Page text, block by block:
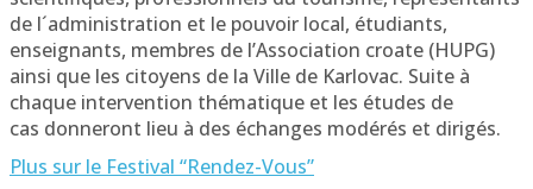
de l´administration et le pouvoir local, étudiants,
enseignants, membres de l’Association croate (HUPG)
ainsi que les citoyens de la Ville de Karlovac. Suite à
chaque intervention thématique et les études de
cas donneront lieu à des échanges modérés et dirigés.
Plus sur le Festival “Rendez-Vous”